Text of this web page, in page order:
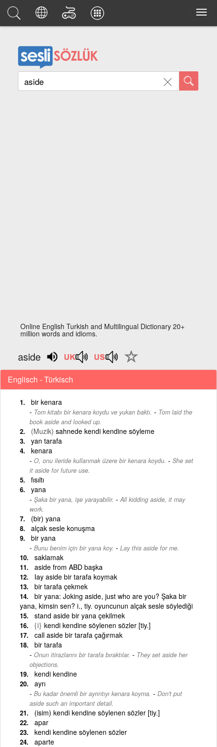
Online English Turkish and Multilingual Dictionary 20+
million words and idioms.
aside
Englisch - Türkisch
bir kenara
Tom kitabı bir kenara koydu ve yukarı baktı. - Tom laid the
book aside and looked up.
(Muzik) sahnede kendi kendine söyleme
yan tarafa
kenara
O, onu ileride kullanmak üzere bir kenara koydu. - She set
it aside for future use.
fısıltı
yana
Şaka bir yana, işe yarayabilir. - All kidding aside, it may
work.
(bir) yana
alçak sesle konuşma
bir yana
Bunu benim için bir yana koy. - Lay this aside for me.
saklamak
aside from ABD başka
Iay aside bir tarafa koymak
bir tarafa çekmek
bir yana: Joking aside, just who are you? Şaka bir
yana, kimsin sen? i., tiy. oyuncunun alçak sesle söylediği
stand aside bir yana çekilmek
{i} kendi kendine söylenen sözler [tiy.]
call aside bir tarafa çağırmak
bir tarafa
Onun itirazlarını bir tarafa bıraktılar. - They set aside her
objections.
kendi kendine
ayrı
Bu kadar önemli bir ayrıntıyı kenara koyma. - Don't put
aside such an important detail.
(isim) kendi kendine söylenen sözler [tiy.]
apar
kendi kendine söylenen sözler
aparte